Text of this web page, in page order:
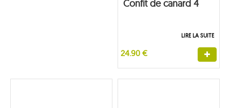
Confit de canard 4
LIRE LA SUITE
24.90 €